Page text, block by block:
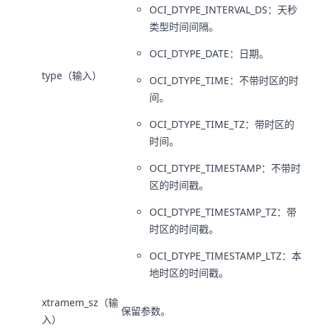
type（输入）
OCI_DTYPE_INTERVAL_DS：天秒
类型时间间隔。
OCI_DTYPE_DATE：日期。
OCI_DTYPE_TIME：不带时区的时
间。
OCI_DTYPE_TIME_TZ：带时区的
时间。
OCI_DTYPE_TIMESTAMP：不带时
区的时间戳。
OCI_DTYPE_TIMESTAMP_TZ：带
时区的时间戳。
OCI_DTYPE_TIMESTAMP_LTZ：本
地时区的时间戳。
xtramem_sz（输
入）
保留参数。